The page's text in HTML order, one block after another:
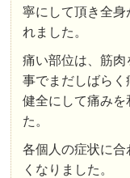
寧にして頂き全身
れました。
痛い部位は、筋
事でまだしばら
健全にして痛み
た。
各個人の症状に合
くなりました。